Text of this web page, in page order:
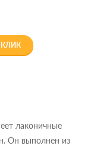
лаконичные
Он выполнен из